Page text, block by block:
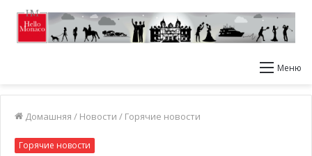
Меню
Домашняя / Новости / Горячие новости
Горячие новости